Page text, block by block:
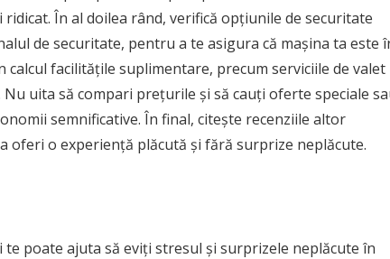
În al doilea rând, verifică opțiunile de securitate
de securitate, pentru a te asigura că mașina ta este
facilitățile suplimentare, precum serviciile de valet
uita să compari prețurile și să cauți oferte speciale
semnificative. În final, citește recenziile altor
o experiență plăcută și fără surprize neplăcute.
poate ajuta să eviți stresul și surprizele neplăcute în